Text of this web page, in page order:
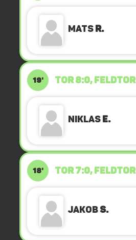
MatsR.
19' TOR 8:0, FELDTOR
NiklasE.
18' TOR 7:0, FELDTOR
JakobS.